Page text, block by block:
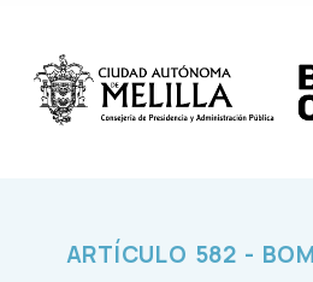
ARTÍCULO 582 -